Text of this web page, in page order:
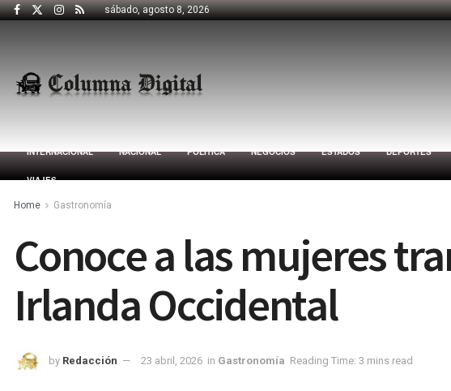
sábado, agosto 8, 2026
INTERNACIONAL NACIONAL POLÍTICA NEGOCIOS ESTADOS DEPORTES
VIAJES
Home Gastronomía
Conoce a las mujeres
Irlanda Occidental
by Redacción 23 abril, 2026 in Gastronomía Reading Time: 3 mins read